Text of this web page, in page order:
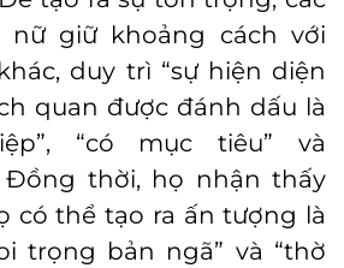
nữ giữ khoảng cách với
duy trì “sự hiện diện
quan được đánh dấu là
“có mục tiêu” và
Đồng thời, họ nhận thấy
có thể tạo ra ấn tượng là
trọng bản ngã” và “thờ